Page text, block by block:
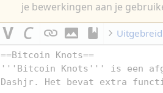
je bewerkingen aan je
Uitgebreid